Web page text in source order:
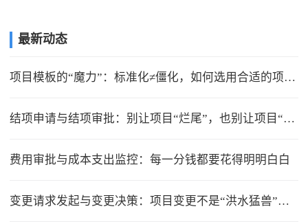
最新动态
项目模板的“魔力”：标准化≠僵化，如何选用合适的项目模版？
结项申请与结项审批：别让项目“烂尾”，也别让项目“无限延期”
费用审批与成本支出监控：每一分钱都要花得明明白白
变更请求发起与变更决策：项目变更不是“洪水猛兽”，但要管住流程